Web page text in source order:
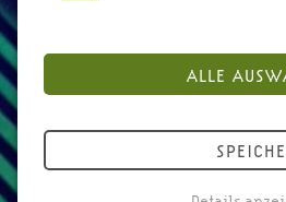
KONTAKT
ALLE